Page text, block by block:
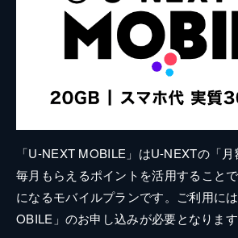
「U-NEXT MOBILE」はU-NEXTの「
毎月もらえるポイントを活用すること
になるモバイルプランです。ご利用に
OBILE」のお申し込みが必要となります